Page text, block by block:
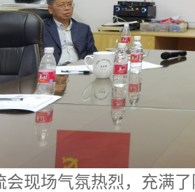
会现场气氛热烈，充满